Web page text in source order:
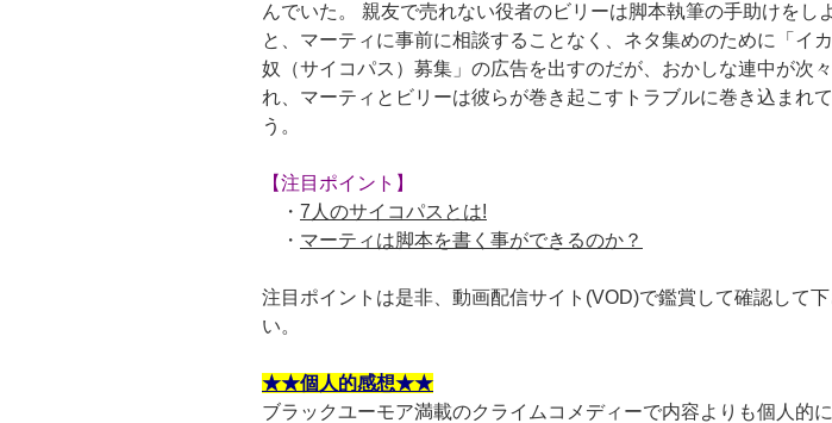
んでいた。 親友で売れない役者のビリーは脚本執筆の手助けをし
と、マーティに事前に相談することなく、ネタ集めのために「イ
奴（サイコパス）募集」の広告を出すのだが、おかしな連中が次
れ、マーティとビリーは彼らが巻き起こすトラブルに巻き込まれ
う。
【注目ポイント】
・ 7人のサイコパスとは!
・ マーティは脚本を書く事ができるのか？
注目ポイントは是非、動画配信サイト(VOD)で鑑賞して確認して下
い。
★★個人的感想★★
ブラックユーモア満載のクライムコメディーで内容よりも個人的